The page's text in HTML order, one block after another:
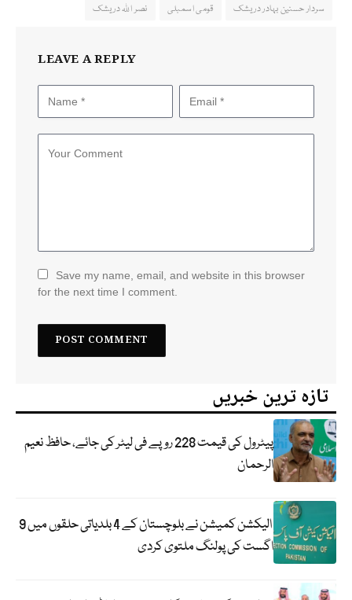
سردار حسنین بہادر دریشک
قومی اسمبلی نصر اللہ دریشک
LEAVE A REPLY
Save my name, email, and website in this browser
for the next time I comment.
تازہ ترین خبریں
پیٹرول کی قیمت 228 روپے فی لیٹر کی جائے، حافظ نعیم
الرحمان
الیکشن کمیشن نے بلوچستان کے 4 بلدیاتی حلقوں میں 9
اگست کی پولنگ ملتوی کردی